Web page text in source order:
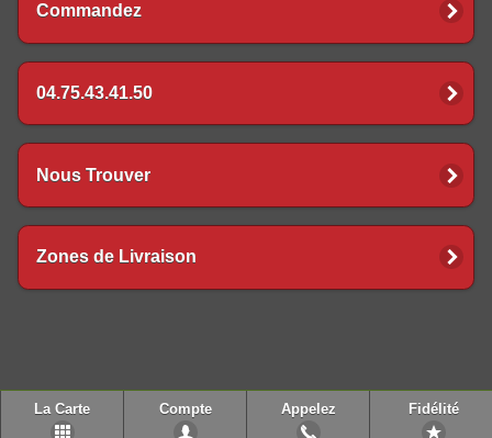
Commandez
04.75.43.41.50
Nous Trouver
Zones de Livraison
La Carte Compte Appelez Fidélité